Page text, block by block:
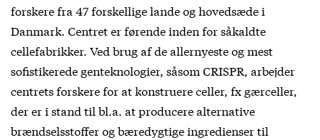
forskere fra 47 forskellige lande og hovedsæde i
Danmark. Centret er førende inden for såkaldte
cellefabrikker. Ved brug af de allernyeste og mest
sofistikerede genteknologier, såsom CRISPR, arbejder
centrets forskere for at konstruere celler, fx gærceller,
der er i stand til bl.a. at producere alternative
brændselsstoffer og bæredygtige ingredienser til